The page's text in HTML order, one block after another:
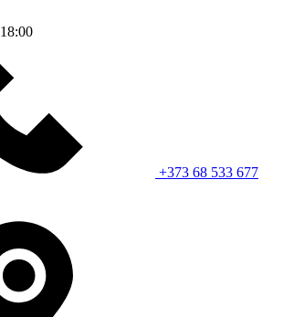
+373 68 533 677